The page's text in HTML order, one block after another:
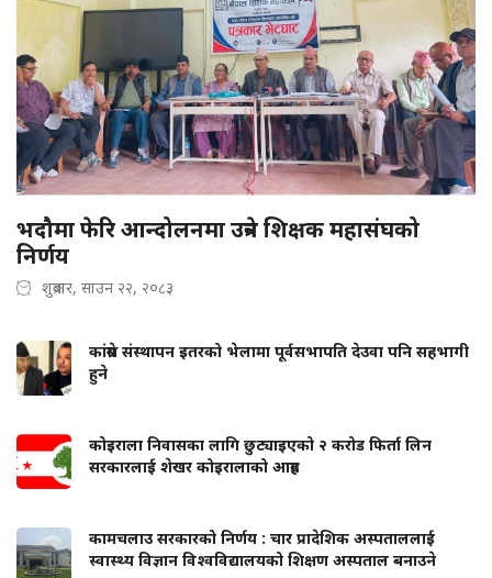
भदौमा फेरि आन्दोलनमा उत्रने शिक्षक महासंघको
निर्णय
शुक्रबार, साउन २२, २०८३
कांग्रेस संस्थापन इतरको भेलामा पूर्वसभापति देउवा पनि सहभागी
हुने
कोइराला निवासका लागि छुट्याइएको २ करोड फिर्ता लिन
सरकारलाई शेखर कोइरालाको आग्रह
कामचलाउ सरकारको निर्णय : चार प्रादेशिक अस्पताललाई
स्वास्थ्य विज्ञान विश्वविद्यालयको शिक्षण अस्पताल बनाउने